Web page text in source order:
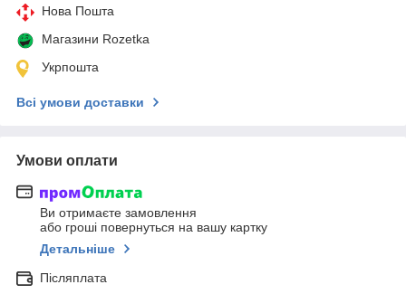
Нова Пошта
Магазини Rozetka
Укрпошта
Всі умови доставки
Умови оплати
Ви отримаєте замовлення
або гроші повернуться на вашу картку
Детальніше
Післяплата